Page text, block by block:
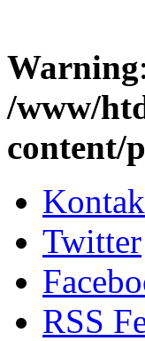
Warning
/www/
content/
Twitter
RSS